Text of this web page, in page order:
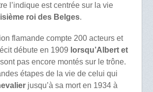
l’indique est centrée sur la vie
roi des Belges.
flamande compte 200 acteurs et
débute en 1909 lorsqu’Albert et
pas encore montés sur le trône.
étapes de la vie de celui qui
jusqu’à sa mort en 1934 à